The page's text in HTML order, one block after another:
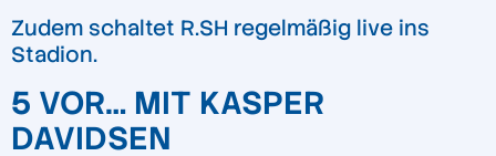
Zudem schaltet R.SH regelmäßig live ins
Stadion.
5 VOR… MIT KASPER
DAVIDSEN